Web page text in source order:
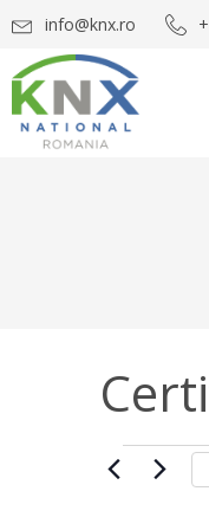
info@knx.ro